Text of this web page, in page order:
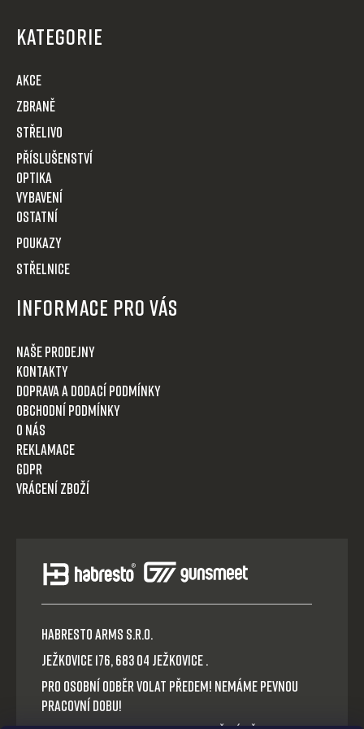
KATEGORIE
AKCE
Zbraně
Střelivo
Příslušenství
Optika
VYBAVENÍ
OSTATNÍ
POUKAZY
STŘELNICE
Informace pro Vás
Naše prodejny
Kontakty
Doprava a dodací podmínky
Obchodní podmínky
O nás
Reklamace
GDPR
Vrácení zboží
HABRESTO ARMS s.r.o.
Ježkovice 176, 683 04 Ježkovice .
Pro osobní odběr volat předem! Nemáme pevnou
pracovní dobu!